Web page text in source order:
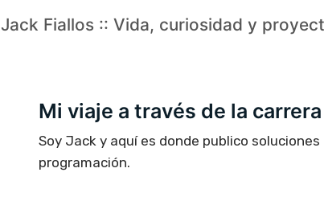
Jack Fiallos :: Vida, curiosidad y
Mi viaje a través de la
Soy Jack y aquí es donde publico
programación.